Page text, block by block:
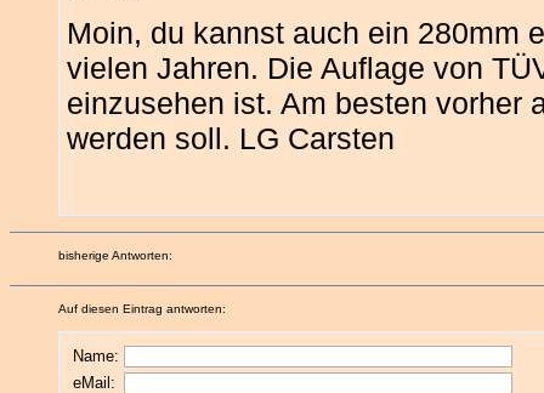
Moin, du kannst auch ein 280mm
vielen Jahren. Die Auflage von
einzusehen ist. Am besten vorher
werden soll. LG Carsten
bisherige Antworten:
Auf diesen Eintrag antworten:
Name:
eMail: